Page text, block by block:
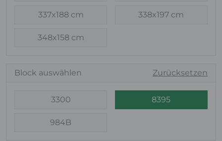
337x188 cm 338x197 cm
348x158 cm
Block auswählen Zurücksetzen
3300 8395
984B